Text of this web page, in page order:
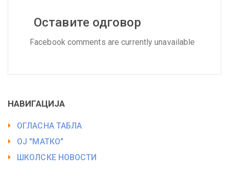
Оставите одговор
Facebook comments are currently unavailable
НАВИГАЦИЈА
ОГЛАСНА ТАБЛА
ОЈ "МАТКО"
ШКОЛСКЕ НОВОСТИ